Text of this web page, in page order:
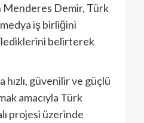
Menderes Demir, Türk
iş birliğini
belirterek
hızlı, güvenilir ve güçlü
amacıyla Türk
projesi üzerinde